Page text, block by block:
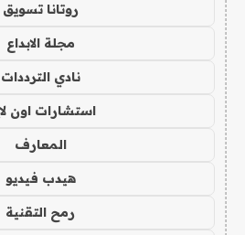
روتانا تسويق
مجلة الابداع
نادي الترددات
استشارات اون
المعارف
هيدب فيديو
رمح التقنية